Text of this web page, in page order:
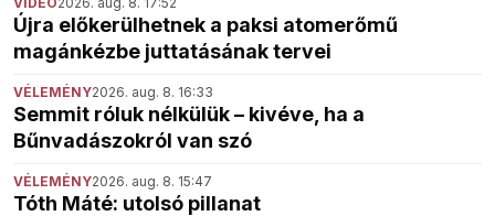
Újra előkerülhetnek a paksi atomerőmű
magánkézbe juttatásának tervei
VÉLEMÉNY2026. aug. 8. 16:33
Semmit róluk nélkülük – kivéve, ha a
Bűnvadászokról van szó
VÉLEMÉNY2026. aug. 8. 15:47
Tóth Máté: utolsó pillanat